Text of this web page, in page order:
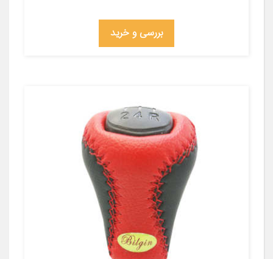
بررسی و خرید